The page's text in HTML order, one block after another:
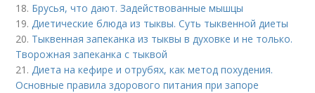
18. Брусья, что дают. Задействованные мышцы
19.Диетические блюда из тыквы. Суть тыквенной диеты
20. Тыквенная запеканка из тыквы в духовке и не только.
Творожная запеканка с тыквой
21.Диета на кефире и отрубях, как метод похудения.
Основные правила здорового питания при запоре